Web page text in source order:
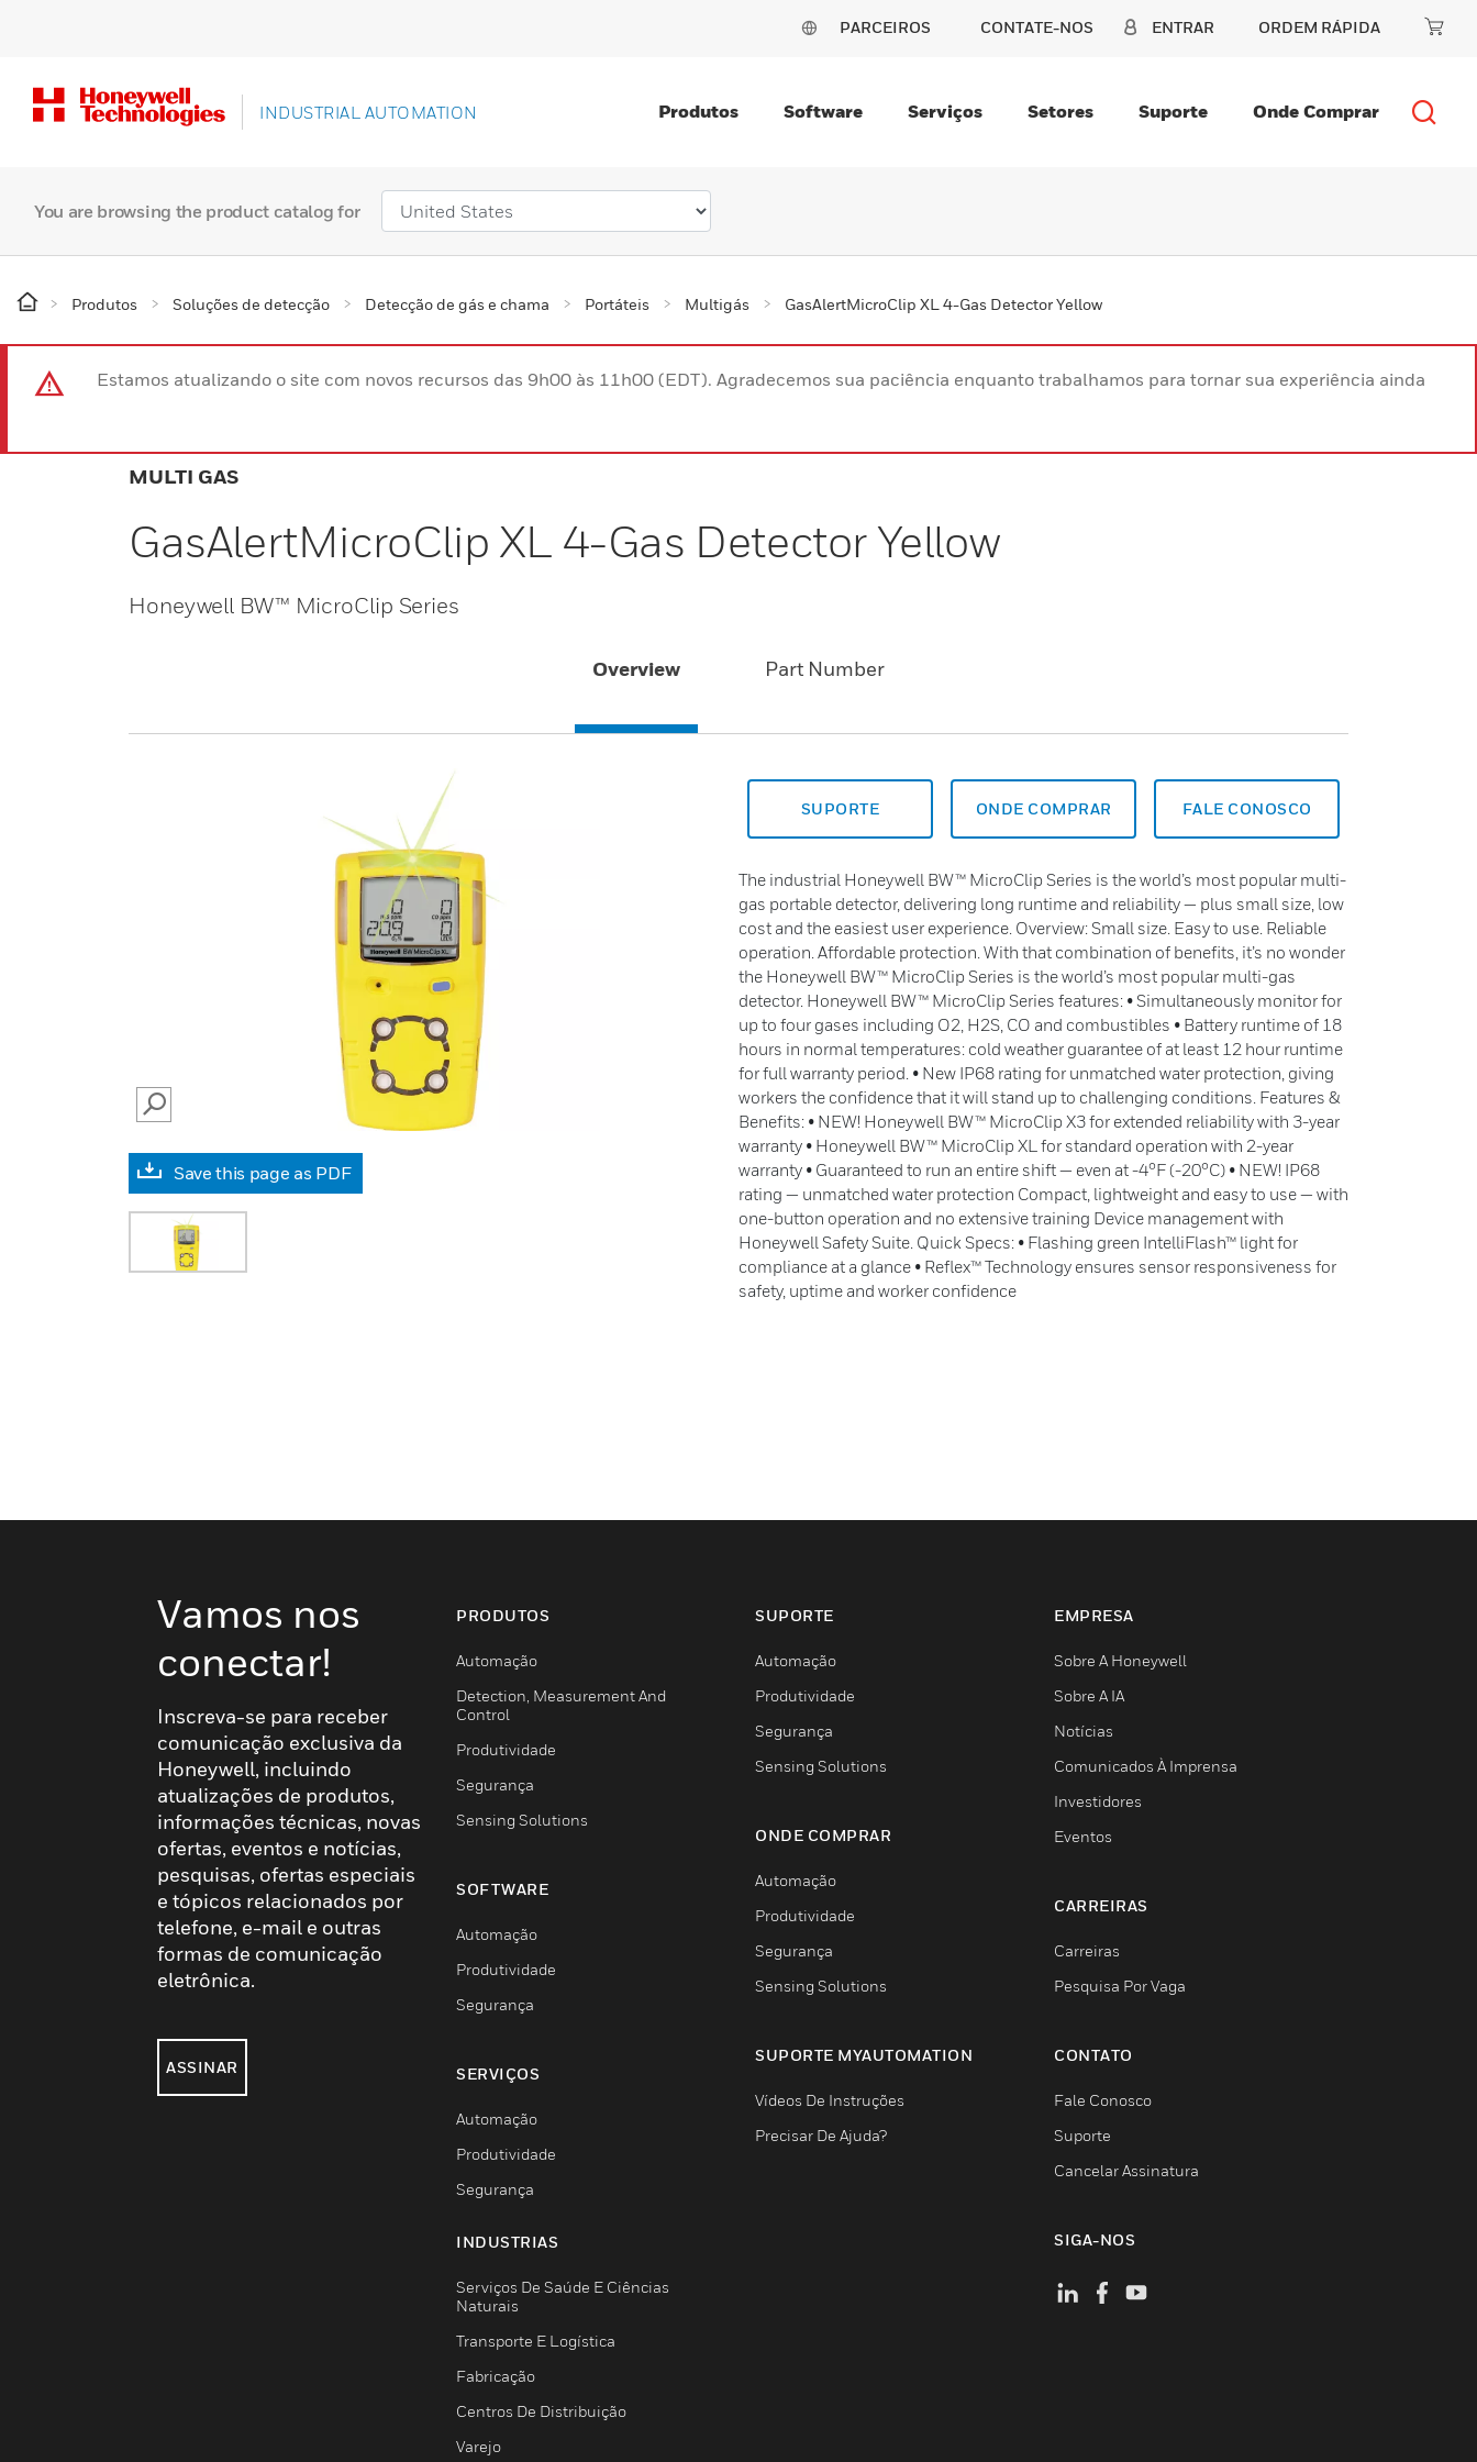
PARCEIROS CONTATE-NOS ENTRAR ORDEM RÁPIDA
INDUSTRIAL AUTOMATION Produtos Software Serviços Setores Suporte Onde Comprar
You are browsing the product catalog for
Produtos Soluções de detecção Detecção de gás e chama Portáteis Multigás GasAlertMicroClip XL 4-Gas Detector Yellow
Estamos atualizando o site com novos recursos das 9h00 às 11h00 (EDT). Agradecemos sua paciência enquanto trabalhamos para tornar sua experiência ainda
MULTI GAS
GasAlertMicroClip XL 4-Gas Detector Yellow
Honeywell BW™ MicroClip Series
Overview Part Number
SEARCH
Save this page as PDF
SUPORTE ONDE COMPRAR FALE CONOSCO
The industrial Honeywell BW™ MicroClip Series is the world’s most popular multi-
gas portable detector, delivering long runtime and reliability — plus small size, low
cost and the easiest user experience. Overview: Small size. Easy to use. Reliable
operation. Affordable protection. With that combination of benefits, it’s no wonder
the Honeywell BW™ MicroClip Series is the world’s most popular multi-gas
detector. Honeywell BW™ MicroClip Series features: • Simultaneously monitor for
up to four gases including O2, H2S, CO and combustibles • Battery runtime of 18
hours in normal temperatures: cold weather guarantee of at least 12 hour runtime
for full warranty period. • New IP68 rating for unmatched water protection, giving
workers the confidence that it will stand up to challenging conditions. Features &
Benefits: • NEW! Honeywell BW™ MicroClip X3 for extended reliability with 3-year
warranty • Honeywell BW™ MicroClip XL for standard operation with 2-year
warranty • Guaranteed to run an entire shift — even at -4°F (-20°C) • NEW! IP68
rating — unmatched water protection Compact, lightweight and easy to use — with
one-button operation and no extensive training Device management with
Honeywell Safety Suite. Quick Specs: • Flashing green IntelliFlash™ light for
compliance at a glance • Reflex™ Technology ensures sensor responsiveness for
safety, uptime and worker confidence
Vamos nos
conectar!
Inscreva-se para receber
comunicação exclusiva da
Honeywell, incluindo
atualizações de produtos,
informações técnicas, novas
ofertas, eventos e notícias,
pesquisas, ofertas especiais
e tópicos relacionados por
telefone, e-mail e outras
formas de comunicação
eletrônica.
ASSINAR
PRODUTOS
Automação
Detection, Measurement And
Control
Produtividade
Segurança
Sensing Solutions
SOFTWARE
Automação
Produtividade
Segurança
SERVIÇOS
Automação
Produtividade
Segurança
INDUSTRIAS
Serviços De Saúde E Ciências
Naturais
Transporte E Logística
Fabricação
Centros De Distribuição
Varejo
SUPORTE
Automação
Produtividade
Segurança
Sensing Solutions
ONDE COMPRAR
Automação
Produtividade
Segurança
Sensing Solutions
SUPORTE MYAUTOMATION
Vídeos De Instruções
Precisar De Ajuda?
EMPRESA
Sobre A Honeywell
Sobre A IA
Notícias
Comunicados À Imprensa
Investidores
Eventos
CARREIRAS
Carreiras
Pesquisa Por Vaga
CONTATO
Fale Conosco
Suporte
Cancelar Assinatura
SIGA-NOS